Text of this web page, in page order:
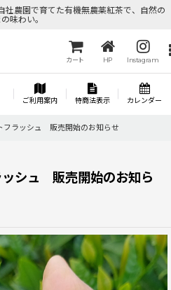
社農園で育てた有機無農薬紅茶で、自然の
味わい。
カート HP Instagram
ご利用案内 特商法表示 カレンダー
フラッシュ 販売開始のお知らせ
ッシュ 販売開始のお知ら